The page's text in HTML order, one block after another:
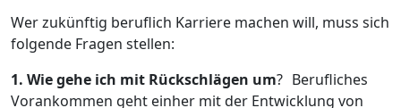
Wer zukünftig beruflich Karriere machen will, muss sich
folgende Fragen stellen:
1. Wie gehe ich mit Rückschlägen um? Berufliches
Vorankommen geht einher mit der Entwicklung von